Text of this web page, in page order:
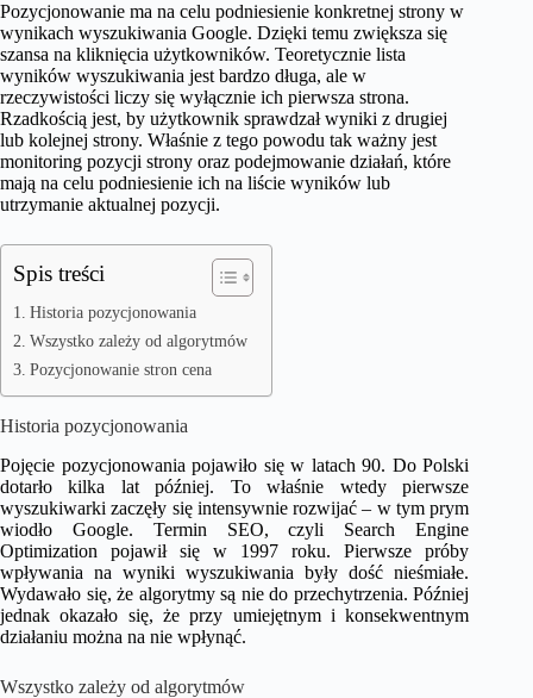
Pozycjonowanie ma na celu podniesienie konkretnej strony w
wynikach wyszukiwania Google. Dzięki temu zwiększa się
szansa na kliknięcia użytkowników. Teoretycznie lista
wyników wyszukiwania jest bardzo długa, ale w
rzeczywistości liczy się wyłącznie ich pierwsza strona.
Rzadkością jest, by użytkownik sprawdzał wyniki z drugiej
lub kolejnej strony. Właśnie z tego powodu tak ważny jest
monitoring pozycji strony oraz podejmowanie działań, które
mają na celu podniesienie ich na liście wyników lub
utrzymanie aktualnej pozycji.
Spis treści
Historia pozycjonowania
Wszystko zależy od algorytmów
Pozycjonowanie stron cena
Historia pozycjonowania
Pojęcie pozycjonowania pojawiło się w latach 90. Do Polski
dotarło kilka lat później. To właśnie wtedy pierwsze
wyszukiwarki zaczęły się intensywnie rozwijać – w tym prym
wiodło Google. Termin SEO, czyli Search Engine
Optimization pojawił się w 1997 roku. Pierwsze próby
wpływania na wyniki wyszukiwania były dość nieśmiałe.
Wydawało się, że algorytmy są nie do przechytrzenia. Później
jednak okazało się, że przy umiejętnym i konsekwentnym
działaniu można na nie wpłynąć.
Wszystko zależy od algorytmów